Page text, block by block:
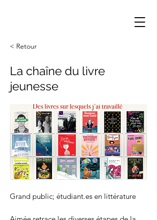
< Retour
La chaîne du livre
jeunesse
Grand public; étudiant.es en littérature